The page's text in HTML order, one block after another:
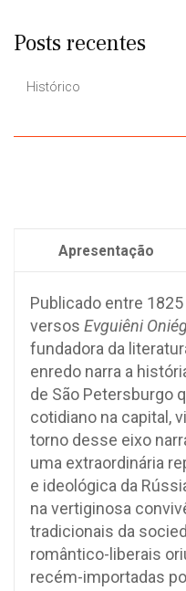
Apresentação
Publicado entre
versos Evguiêni
fundadora da
enredo narra a
de São Petersburgo
cotidiano na capital,
torno desse eixo
uma extraordinária
e ideológica da
na vertiginosa
tradicionais da
romântico-liberais
recém-importadas
Posts recentes
Histórico